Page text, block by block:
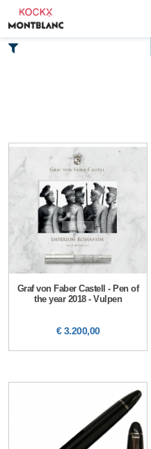
Graf von Faber Castell - Pen of
the year 2018 - Vulpen
€ 3.200,00